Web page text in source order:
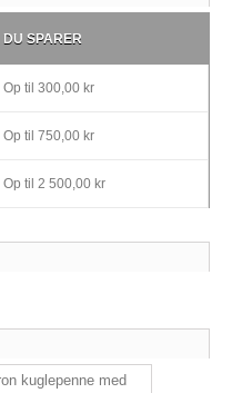
DU SPARER
Op til 300,00 kr
Op til 750,00 kr
Op til 2 500,00 kr